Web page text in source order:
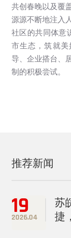
共创春晚以及覆
源源不断地注入
社区的共同体意
市生态，筑就
导、企业搭台、
制的积极尝试。
推荐新闻
19
2026.04
苏
捷